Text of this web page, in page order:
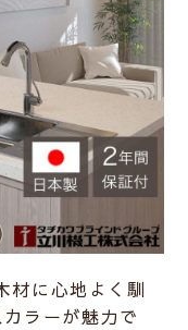
材に心地よく馴
ラーが魅力で